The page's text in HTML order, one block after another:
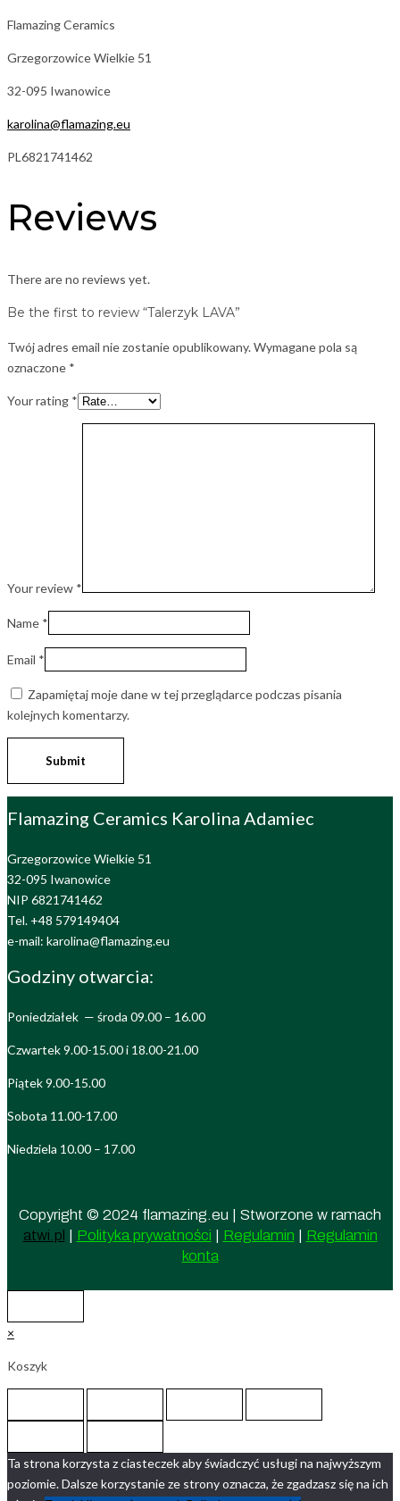
Flamazing Ceramics
Grzegorzowice Wielkie 51
32-095 Iwanowice
karolina@flamazing.eu
PL6821741462
Reviews
There are no reviews yet.
Be the first to review “Talerzyk LAVA”
Twój adres email nie zostanie opublikowany.Wymagane pola są
oznaczone *
Your rating *
Your review *
Name *
Email *
Zapamiętaj moje dane w tej przeglądarce podczas pisania
kolejnych komentarzy.
Flamazing Ceramics Karolina Adamiec
Grzegorzowice Wielkie 51
32-095 Iwanowice
NIP 6821741462
Tel. +48 579149404
e-mail: karolina@flamazing.eu
Godziny otwarcia:
Poniedziałek — środa 09.00 – 16.00
Czwartek 9.00-15.00 i 18.00-21.00
Piątek 9.00-15.00
Sobota 11.00-17.00
Niedziela 10.00 – 17.00
Copyright © 2024 flamazing.eu | Stworzone w ramach
atwi.pl
Polityka prywatności Regulamin
Regulamin
konta
×
Koszyk
Ta strona korzysta z ciasteczek aby świadczyć usługi na najwyższym
poziomie. Dalsze korzystanie ze strony oznacza, że zgadzasz się na ich